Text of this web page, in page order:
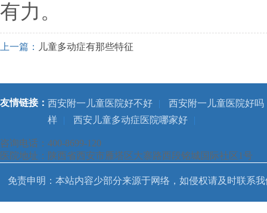
有力。
上一篇： 儿童多动症有那些特征
友情链接： 西安附一儿童医院好不好 |
西安附一儿童医院好吗
样
| 西安儿童多动症医院哪家好 |
咨询电话：400-8699-120
医院地址：陕西省西安市雁塔区大寨路西段铭城国际社区1号
免责申明：本站内容少部分来源于网络，如侵权请及时联系